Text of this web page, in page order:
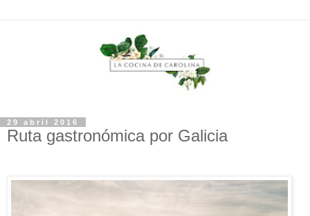
29 abril 2016
Ruta gastronómica por Galicia